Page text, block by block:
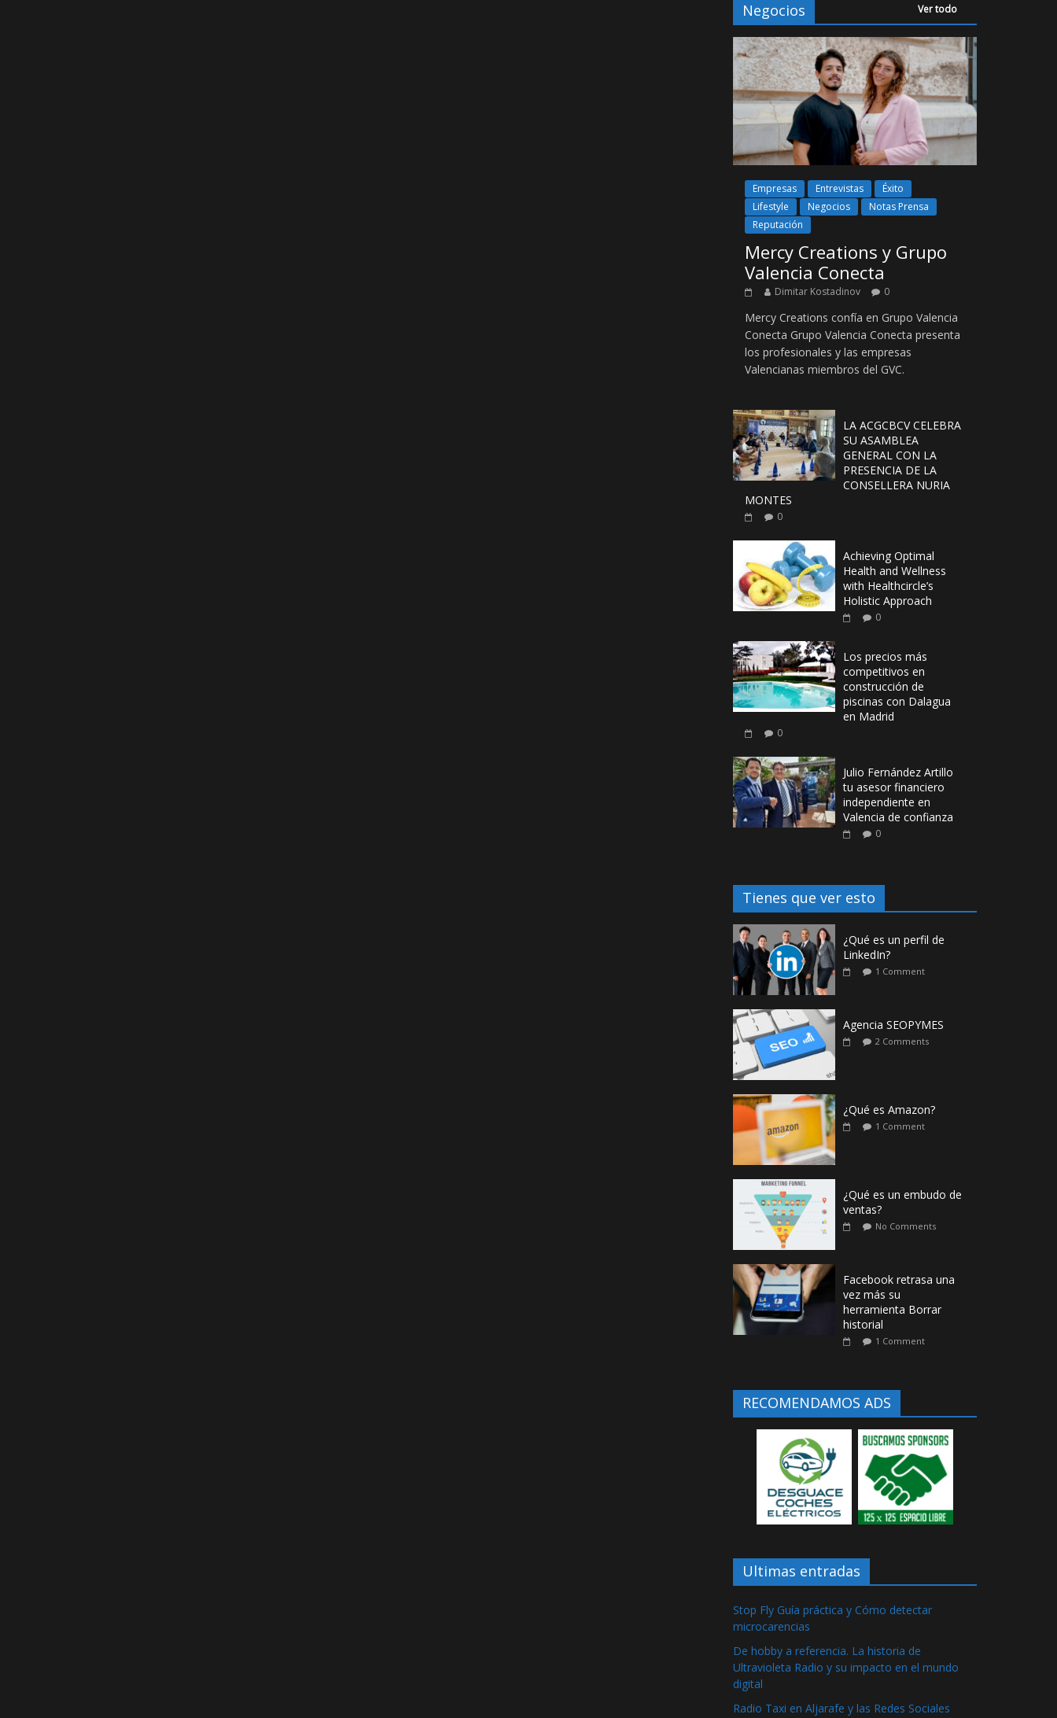
Negocios Ver todo
Empresas Entrevistas
Éxito
Lifestyle
Negocios
Notas Prensa
Reputación
Mercy Creations y Grupo
Valencia Conecta
Dimitar Kostadinov 0
Mercy Creations confía en Grupo Valencia
Conecta Grupo Valencia Conecta presenta
los profesionales y las empresas
Valencianas miembros del GVC.
LA ACGCBCV CELEBRA
SU ASAMBLEA
GENERAL CON LA
PRESENCIA DE LA
CONSELLERA NURIA
MONTES
0
Achieving Optimal
Health and Wellness
with Healthcircle’s
Holistic Approach
0
Los precios más
competitivos en
construcción de
piscinas con Dalagua
en Madrid
0
Julio Fernández Artillo
tu asesor financiero
independiente en
Valencia de confianza
0
Tienes que ver esto
¿Qué es un perfil de
LinkedIn?
1 Comment
Agencia SEOPYMES
2 Comments
¿Qué es Amazon?
1 Comment
¿Qué es un embudo de
ventas?
No Comments
Facebook retrasa una
vez más su
herramienta Borrar
historial
1 Comment
RECOMENDAMOS ADS
Ultimas entradas
Stop Fly Guía práctica y Cómo detectar
microcarencias
De hobby a referencia. La historia de
Ultravioleta Radio y su impacto en el mundo
digital
Radio Taxi en Aljarafe y las Redes Sociales